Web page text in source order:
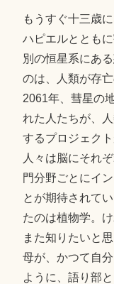
もうすぐ十三歳
ハピエルととも
別の恒星系にあ
のは、人類が存
2061年、彗星の
れた人たちが、
するプロジェク
人々は脳にそれ
門分野ごとにイ
とが期待されて
たのは植物学。
また知りたいと
母が、かつて自
ように、語り部